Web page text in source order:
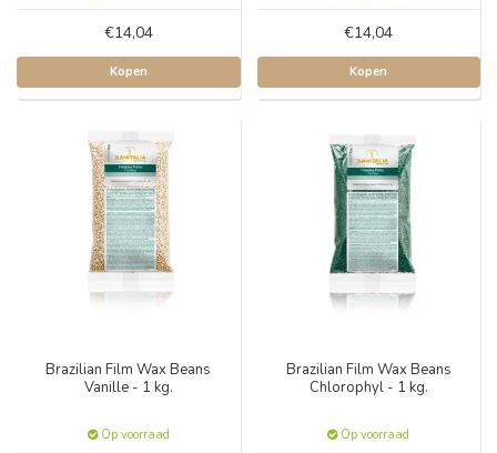
€14,04
Kopen
€14,04
Kopen
Brazilian Film Wax Beans
Vanille - 1 kg.
Op voorraad
Brazilian Film Wax Beans
Chlorophyl - 1 kg.
Op voorraad